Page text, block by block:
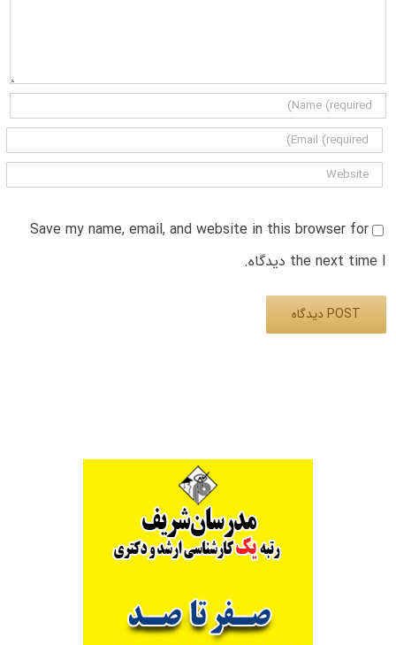
Save my name, email, and website in this browser for
the next time I دیدگاه.